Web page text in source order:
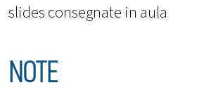
slides consegnate in aula
NOTE